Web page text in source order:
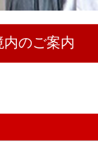
内のご案内